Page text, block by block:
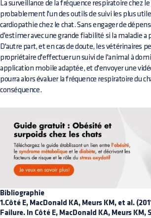
La surveillance de la fréquence respiratoire chez
probablement l'un des outils de suivi les plus
cardiopathie chez le chat. Sans engager de
d'estimer avec une grande fiabilité si la maladie a
D'autre part, et en cas de doute, les vétérinaires
propriétaire d'effectuer un suivi de l'animal à
application mobile adaptée, et d'envoyer une
pourra alors évaluer la fréquence respiratoire du
conséquence.
Bibliographie
1.Côté E, MacDonald KA, Meurs KM, et al.
Failure. In Côté E, MacDonald KA, Meurs KM,